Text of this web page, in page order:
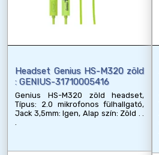
Headset Genius HS-M320 zöld
: GENIUS-31710005416
Genius HS-M320 zöld headset,
Típus: 2.0 mikrofonos fülhallgató,
Jack 3,5mm: Igen, Alap szín: Zöld